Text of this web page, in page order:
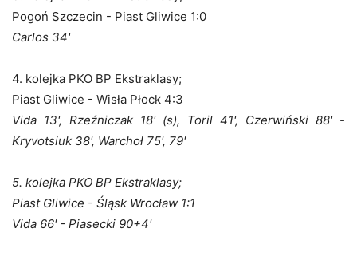
Pogoń Szczecin - Piast Gliwice 1:0
Carlos 34'
4. kolejka PKO BP Ekstraklasy;
Piast Gliwice - Wisła Płock 4:3
Vida 13', Rzeźniczak 18' (s), Toril 41', Czerwiński 88' -
Kryvotsiuk 38', Warchoł 75', 79'
5. kolejka PKO BP Ekstraklasy;
Piast Gliwice - Śląsk Wrocław 1:1
Vida 66' - Piasecki 90+4'